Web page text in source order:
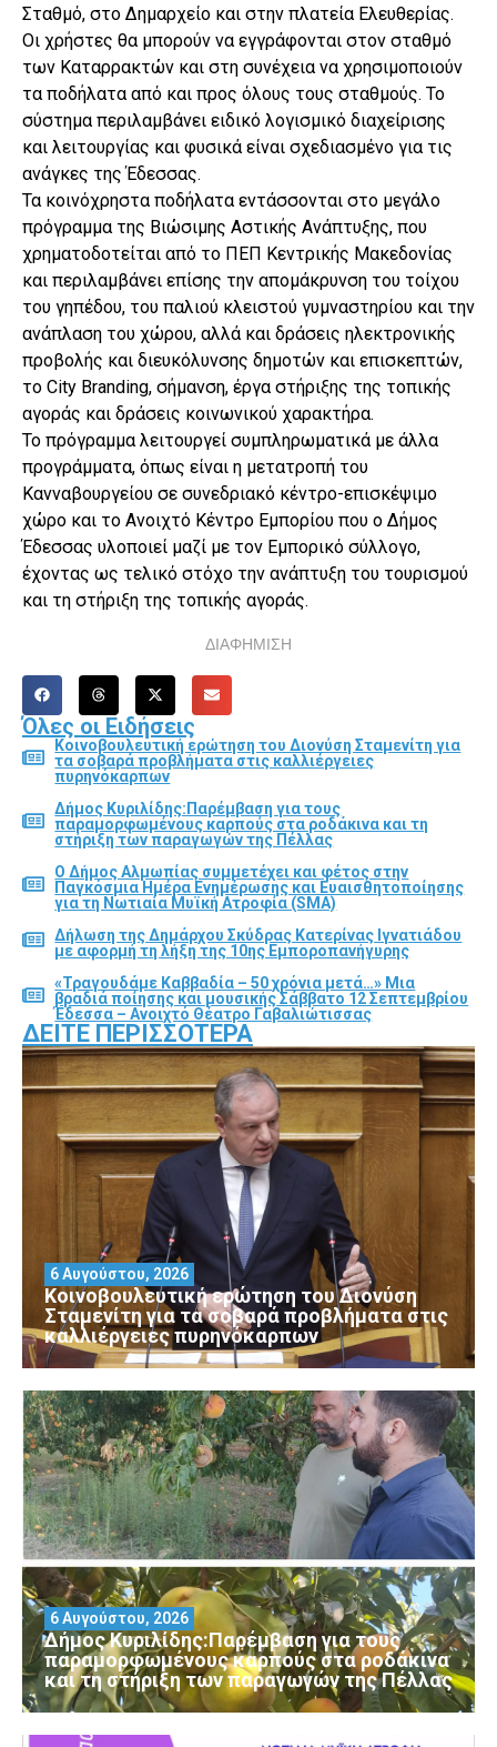
Σταθμό, στο Δημαρχείο και στην πλατεία Ελευθερίας.
Οι χρήστες θα μπορούν να εγγράφονται στον σταθμό
των Καταρρακτών και στη συνέχεια να χρησιμοποιούν
τα ποδήλατα από και προς όλους τους σταθμούς. Το
σύστημα περιλαμβάνει ειδικό λογισμικό διαχείρισης
και λειτουργίας και φυσικά είναι σχεδιασμένο για τις
ανάγκες της Έδεσσας.
Τα κοινόχρηστα ποδήλατα εντάσσονται στο μεγάλο
πρόγραμμα της Βιώσιμης Αστικής Ανάπτυξης, που
χρηματοδοτείται από το ΠΕΠ Κεντρικής Μακεδονίας
και περιλαμβάνει επίσης την απομάκρυνση του τοίχου
του γηπέδου, του παλιού κλειστού γυμναστηρίου και την
ανάπλαση του χώρου, αλλά και δράσεις ηλεκτρονικής
προβολής και διευκόλυνσης δημοτών και επισκεπτών,
το City Branding, σήμανση, έργα στήριξης της τοπικής
αγοράς και δράσεις κοινωνικού χαρακτήρα.
Το πρόγραμμα λειτουργεί συμπληρωματικά με άλλα
προγράμματα, όπως είναι η μετατροπή του
Κανναβουργείου σε συνεδριακό κέντρο-επισκέψιμο
χώρο και το Ανοιχτό Κέντρο Εμπορίου που ο Δήμος
Έδεσσας υλοποιεί μαζί με τον Εμπορικό σύλλογο,
έχοντας ως τελικό στόχο την ανάπτυξη του τουρισμού
και τη στήριξη της τοπικής αγοράς.
ΔΙΑΦΗΜΙΣΗ
Όλες οι Ειδήσεις
Κοινοβουλευτική ερώτηση του Διονύση Σταμενίτη για
τα σοβαρά προβλήματα στις καλλιέργειες
πυρηνόκαρπων
Δήμος Κυριλίδης:Παρέμβαση για τους
παραμορφωμένους καρπούς στα ροδάκινα και τη
στήριξη των παραγωγών της Πέλλας
Ο Δήμος Αλμωπίας συμμετέχει και φέτος στην
Παγκόσμια Ημέρα Ενημέρωσης και Ευαισθητοποίησης
για τη Νωτιαία Μυϊκή Ατροφία (SMA)
Δήλωση της Δημάρχου Σκύδρας Κατερίνας Ιγνατιάδου
με αφορμή τη λήξη της 10ης Εμποροπανήγυρης
«Τραγουδάμε Καββαδία – 50 χρόνια μετά…» Μια
βραδιά ποίησης και μουσικής Σάββατο 12 Σεπτεμβρίου
Έδεσσα – Ανοιχτό Θέατρο Γαβαλιώτισσας
ΔΕΊΤΕ ΠΕΡΙΣΣΌΤΕΡΑ
Κοινοβουλευτική ερώτηση του Διονύση
Σταμενίτη για τα σοβαρά προβλήματα στις
καλλιέργειες πυρηνόκαρπων
6 Αυγούστου, 2026
Δήμος Κυριλίδης:Παρέμβαση για τους
παραμορφωμένους καρπούς στα ροδάκινα
και τη στήριξη των παραγωγών της Πέλλας
6 Αυγούστου, 2026